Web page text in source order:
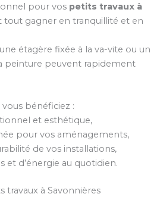
pour vos petits travaux à
tout gagner en tranquillité et en
étagère fixée à la va-vite ou un
peinture peuvent rapidement
bénéficiez :
et esthétique,
pour vos aménagements,
de vos installations,
et d’énergie au quotidien.
travaux à Savonnières